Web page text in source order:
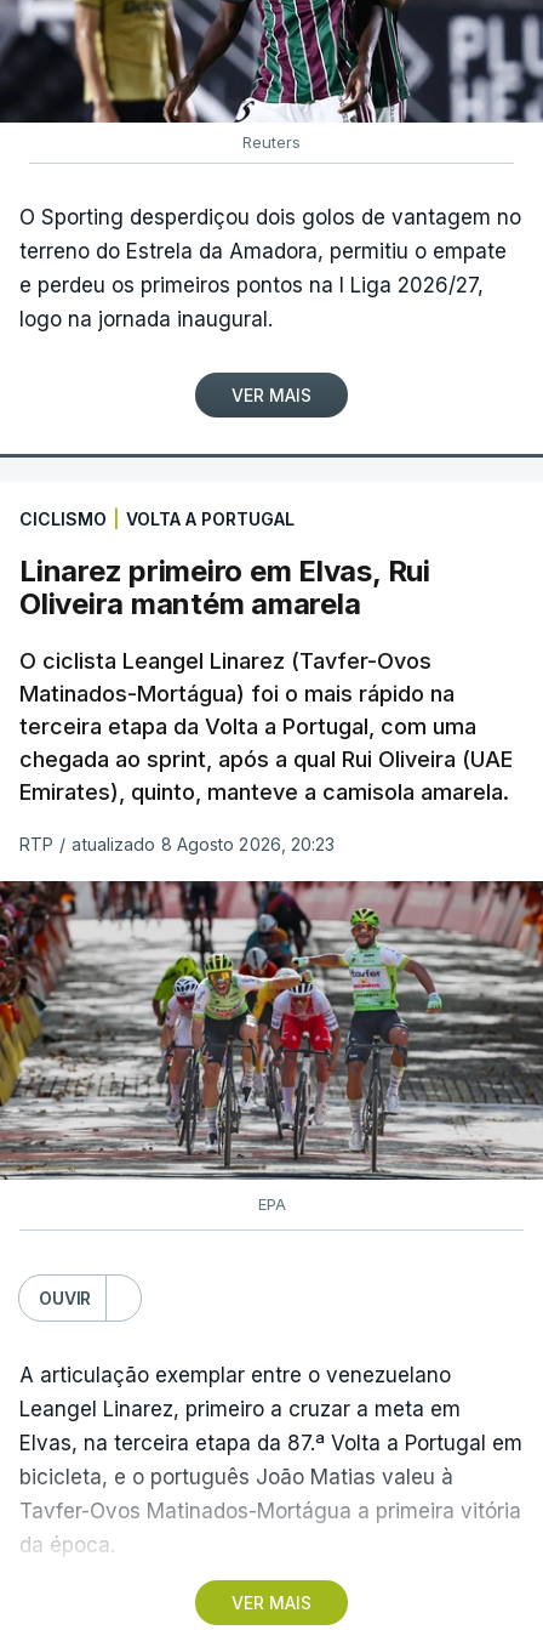
Reuters
O Sporting desperdiçou dois golos de vantagem no
terreno do Estrela da Amadora, permitiu o empate
e perdeu os primeiros pontos na I Liga 2026/27,
logo na jornada inaugural.
VER MAIS
CICLISMO VOLTA A PORTUGAL
Linarez primeiro em Elvas, Rui
Oliveira mantém amarela
O ciclista Leangel Linarez (Tavfer-Ovos
Matinados-Mortágua) foi o mais rápido na
terceira etapa da Volta a Portugal, com uma
chegada ao sprint, após a qual Rui Oliveira (UAE
Emirates), quinto, manteve a camisola amarela.
RTP / atualizado 8 Agosto 2026, 20:23
EPA
OUVIR
VER MAIS
A articulação exemplar entre o venezuelano
Leangel Linarez, primeiro a cruzar a meta em
Elvas, na terceira etapa da 87.ª Volta a Portugal em
bicicleta, e o português João Matias valeu à
Tavfer-Ovos Matinados-Mortágua a primeira vitória
da época.
Discreta nas chegadas ao Palácio Nacional de